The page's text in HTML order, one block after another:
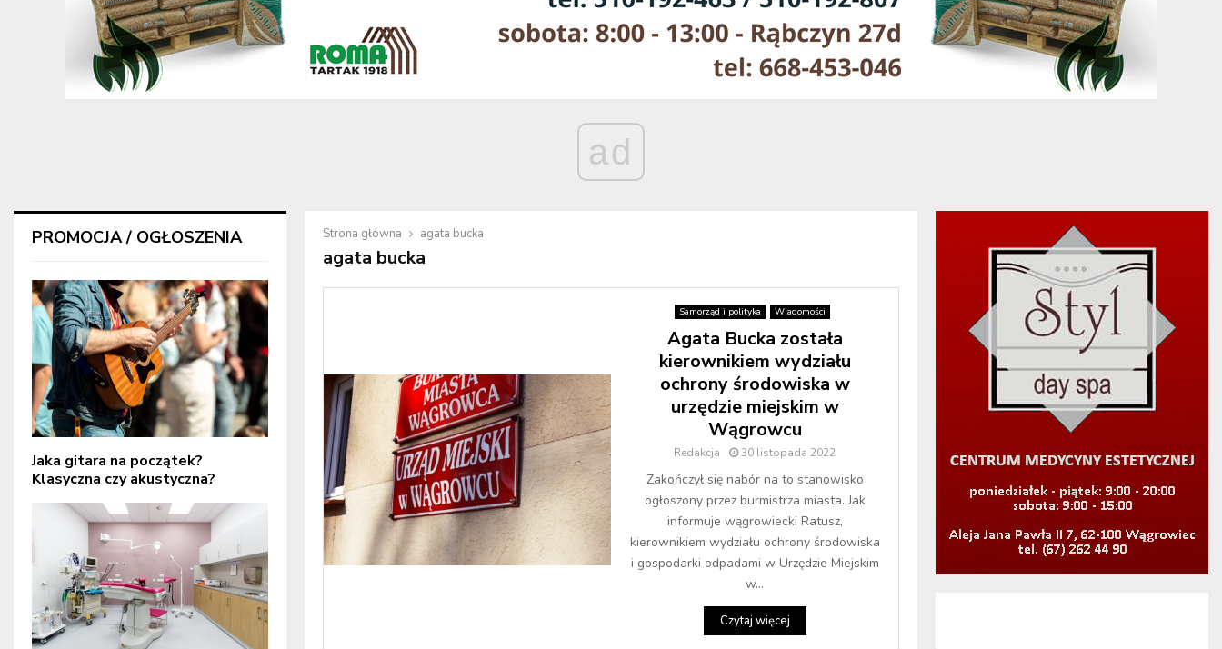
ad
Strona główna agata bucka
agata bucka
Samorząd i polityka Wiadomości
Agata Bucka została
kierownikiem wydziału
ochrony środowiska w
urzędzie miejskim w
Wągrowcu
Redakcja 30 listopada 2022
Zakończył się nabór na to stanowisko
ogłoszony przez burmistrza miasta. Jak
informuje wągrowiecki Ratusz,
kierownikiem wydziału ochrony środowiska
i gospodarki odpadami w Urzędzie Miejskim
w...
Czytaj więcej
PROMOCJA / OGŁOSZENIA
Jaka gitara na początek?
Klasyczna czy akustyczna?